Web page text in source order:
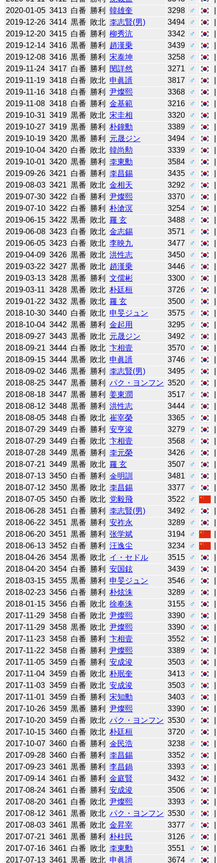
2020-01-05 3413 白番 勝利 韓雄奎 3298 ♂
2019-12-26 3414 黒番 敗北 李志賢(男) 3494 ♂
2019-12-20 3415 白番 勝利 柳秀沆 3342 ♂
2019-12-14 3416 黒番 勝利 趙漢乗 3439 ♂
2019-12-08 3416 黒番 勝利 宋泰坤 3258 ♂
2019-11-24 3417 白番 勝利 閔詳然 3271 ♂
2019-11-19 3418 白番 敗北 申眞諝 3817 ♂
2019-11-16 3418 白番 勝利 尹燦熙 3368 ♂
2019-11-08 3418 白番 勝利 金基範 3216 ♂
2019-10-31 3419 黒番 敗北 宋圭相 3320 ♂
2019-10-27 3419 黒番 勝利 朴鐘勳 3389 ♂
2019-10-19 3420 黒番 勝利 元晟ジン 3494 ♂
2019-10-04 3420 白番 敗北 韓尚勲 3339 ♂
2019-10-01 3420 黒番 勝利 李東勳 3584 ♂
2019-09-26 3421 白番 勝利 李昌錫 3435 ♂
2019-08-03 3421 黒番 敗北 金相天 3292 ♂
2019-07-30 3422 白番 勝利 尹燦熙 3370 ♂
2019-07-10 3422 白番 勝利 朴滄溟 3254 ♂
2019-06-15 3422 黒番 敗北 羅 玄 3488 ♂
2019-06-08 3423 白番 敗北 金志錫 3571 ♂
2019-06-05 3423 白番 敗北 李映九 3477 ♂
2019-04-09 3426 黒番 敗北 洪性志 3450 ♂
2019-03-22 3427 黒番 敗北 趙漢乗 3446 ♂
2019-03-13 3428 黒番 勝利 文儒彬 3300 ♂
2019-03-11 3428 黒番 敗北 朴廷桓 3726 ♂
2019-01-22 3432 黒番 敗北 羅 玄 3500 ♂
2018-10-30 3440 白番 敗北 申旻ジュン 3575 ♂
2018-10-04 3442 黒番 勝利 金起用 3295 ♂
2018-09-27 3443 黒番 敗北 元晟ジン 3492 ♂
2018-09-21 3444 白番 敗北 卞相壹 3570 ♂
2018-09-15 3444 黒番 敗北 申眞諝 3746 ♂
2018-09-02 3446 黒番 勝利 李志賢(男) 3495 ♂
2018-08-25 3447 黒番 勝利 パク・ヨンフン 3520 ♂
2018-08-18 3447 黒番 勝利 姜東潤 3517 ♂
2018-08-12 3448 黒番 勝利 洪性志 3444 ♂
2018-08-05 3448 白番 敗北 崔宰榮 3365 ♂
2018-07-29 3449 白番 勝利 安亨浚 3279 ♂
2018-07-29 3449 白番 敗北 卞相壹 3568 ♂
2018-07-28 3449 黒番 勝利 李元榮 3426 ♂
2018-07-21 3449 黒番 敗北 羅 玄 3507 ♂
2018-07-13 3450 白番 勝利 金明訓 3481 ♂
2018-07-12 3450 黒番 敗北 李昌錫 3377 ♂
2018-07-05 3450 白番 敗北 党毅飛 3522 ♂
2018-06-28 3451 白番 勝利 李志賢(男) 3492 ♂
2018-06-22 3451 黒番 勝利 安祚永 3289 ♂
2018-06-20 3451 黒番 勝利 张学斌 3194 ♂
2018-06-13 3452 白番 勝利 汪逸尘 3234 ♂
2018-04-26 3454 黒番 敗北 イ・セドル 3515 ♂
2018-04-20 3454 白番 勝利 安国鉉 3439 ♂
2018-03-15 3455 黒番 勝利 申旻ジュン 3546 ♂
2018-02-23 3456 白番 勝利 朴炫洙 3289 ♂
2018-01-15 3456 白番 敗北 徐奉洙 3155 ♂
2017-11-29 3458 白番 敗北 尹燦熙 3390 ♂
2017-11-29 3458 黒番 敗北 尹燦熙 3390 ♂
2017-11-23 3458 白番 勝利 卞相壹 3552 ♂
2017-11-22 3458 白番 勝利 尹燦熙 3389 ♂
2017-11-05 3459 白番 勝利 安成浚 3503 ♂
2017-11-04 3459 白番 敗北 朴珉奎 3413 ♂
2017-11-03 3459 白番 敗北 安成浚 3503 ♂
2017-11-01 3459 白番 勝利 宋知勳 3403 ♂
2017-10-26 3459 黒番 勝利 尹燦熙 3390 ♂
2017-10-20 3459 白番 敗北 パク・ヨンフン 3530 ♂
2017-10-15 3460 白番 敗北 朴廷桓 3720 ♂
2017-10-07 3460 白番 勝利 金民浩 3238 ♂
2017-09-28 3460 白番 勝利 李昌錫 3352 ♂
2017-09-23 3461 黒番 勝利 李昌鍋 3393 ♂
2017-09-14 3461 白番 勝利 金庭賢 3432 ♂
2017-08-24 3461 白番 勝利 安成浚 3506 ♂
2017-08-20 3461 白番 敗北 尹燦熙 3393 ♂
2017-08-12 3461 黒番 敗北 パク・ヨンフン 3530 ♂
2017-08-03 3461 黒番 敗北 金昇宰 3377 ♂
2017-07-21 3461 黒番 勝利 朴柱民 3126 ♂
2017-07-16 3461 白番 敗北 李東勳 3551 ♂
2017-07-13 3461 黒番 敗北 申眞諝 3674 ♂